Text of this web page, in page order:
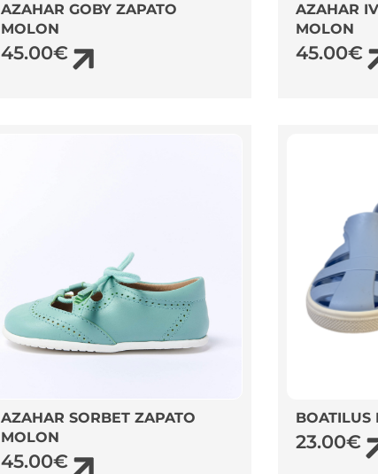
AZAHAR GOBY ZAPATO
MOLON
45.00€
AZAHAR
MOLON
45.00€
AZAHAR SORBET ZAPATO
MOLON
45.00€
BOATILUS
23.00€